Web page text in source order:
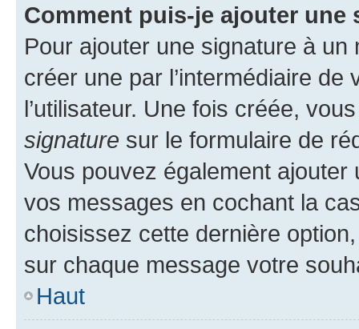
Comment puis-je ajouter une
Pour ajouter une signature à un
créer une par l’intermédiaire
l’utilisateur. Une fois créée,
signature sur le formulaire de
Vous pouvez également
vos messages en cochant la
choisissez cette dernière
sur chaque message votre
Haut